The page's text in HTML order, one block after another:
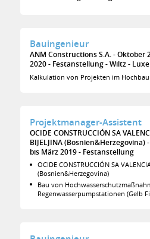
Bauingenieur
ANM Constructions S.A. Oktober
2020 Festanstellung Wiltz
Kalkulation von Projekten im Hochbau
Projektmanager-Assistent
OCIDE CONSTRUCCIÓN SA
BIJELJINA (Bosnien&Herzegovina)
bis März 2019 Festanstellung
OCIDE CONSTRUCCIÓN SA
(Bosnien&Herzegovina)
Bau von
Regenwasserpumpstationen (Gelb